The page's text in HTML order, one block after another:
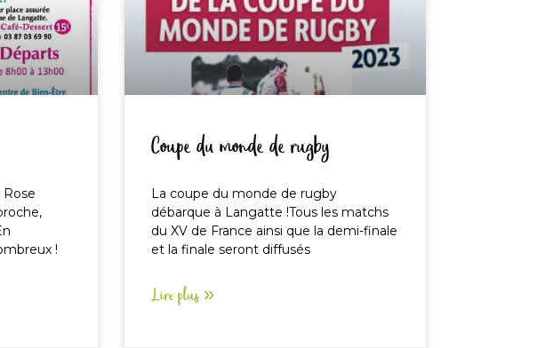
!
Coupe du monde de rugby
La coupe du monde de rugby
débarque à Langatte !Tous les matchs
du XV de France ainsi que la demi-finale
et la finale seront diffusés
Lire plus »